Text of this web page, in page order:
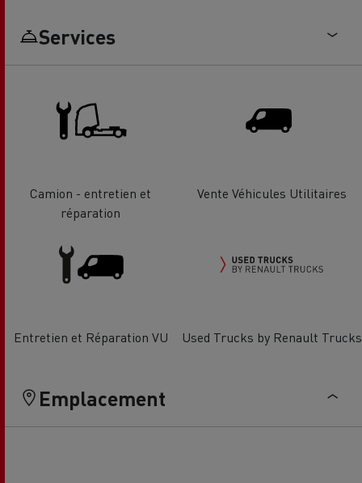
Services
Camion - entretien et
réparation
Vente Véhicules Utilitaires
Entretien et Réparation VU Used Trucks by Renault Trucks
Emplacement